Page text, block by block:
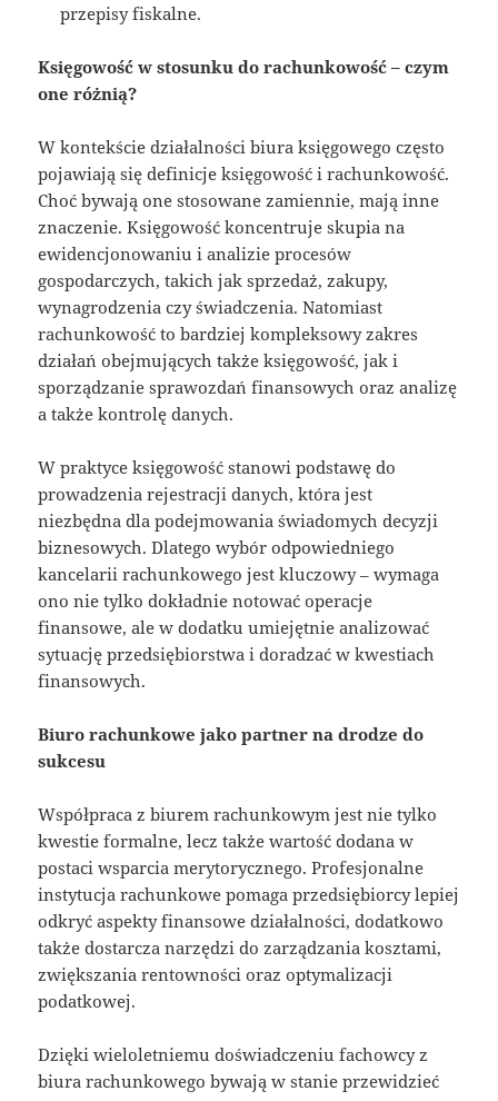
przepisy fiskalne.
Księgowość w stosunku do rachunkowość – czym
one różnią?
W kontekście działalności biura księgowego często
pojawiają się definicje księgowość i rachunkowość.
Choć bywają one stosowane zamiennie, mają inne
znaczenie. Księgowość koncentruje skupia na
ewidencjonowaniu i analizie procesów
gospodarczych, takich jak sprzedaż, zakupy,
wynagrodzenia czy świadczenia. Natomiast
rachunkowość to bardziej kompleksowy zakres
działań obejmujących także księgowość, jak i
sporządzanie sprawozdań finansowych oraz analizę
a także kontrolę danych.
W praktyce księgowość stanowi podstawę do
prowadzenia rejestracji danych, która jest
niezbędna dla podejmowania świadomych decyzji
biznesowych. Dlatego wybór odpowiedniego
kancelarii rachunkowego jest kluczowy – wymaga
ono nie tylko dokładnie notować operacje
finansowe, ale w dodatku umiejętnie analizować
sytuację przedsiębiorstwa i doradzać w kwestiach
finansowych.
Biuro rachunkowe jako partner na drodze do
sukcesu
Współpraca z biurem rachunkowym jest nie tylko
kwestie formalne, lecz także wartość dodana w
postaci wsparcia merytorycznego. Profesjonalne
instytucja rachunkowe pomaga przedsiębiorcy lepiej
odkryć aspekty finansowe działalności, dodatkowo
także dostarcza narzędzi do zarządzania kosztami,
zwiększania rentowności oraz optymalizacji
podatkowej.
Dzięki wieloletniemu doświadczeniu fachowcy z
biura rachunkowego bywają w stanie przewidzieć